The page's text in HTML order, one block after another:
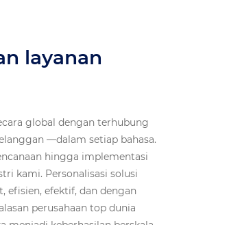
layanan
global dengan terhubung
—dalam setiap bahasa.
hingga implementasi
kami. Personalisasi solusi
efisien, efektif, dan dengan
perusahaan top dunia